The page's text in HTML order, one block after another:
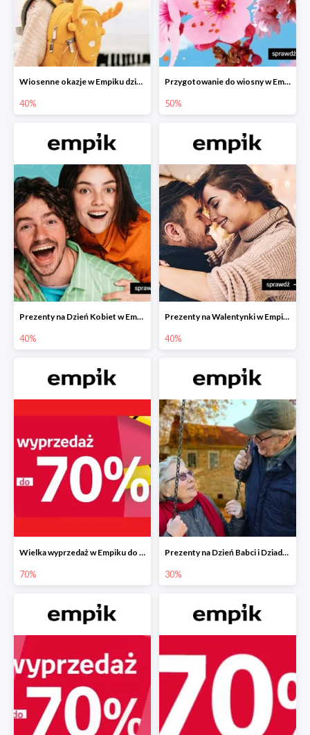
Wiosenne okazje w Empiku dziecko w podróży do -40%
40%
Przygotowanie do wiosny w Empiku - setki produktów do -50%
50%
Prezenty na Dzień Kobiet w Empiku do -40%
40%
Prezenty na Walentynki w Empiku do -40%
40%
Wielka wyprzedaż w Empiku do -70%
70%
Prezenty na Dzień Babci i Dziadka w Empiku do -30%
30%